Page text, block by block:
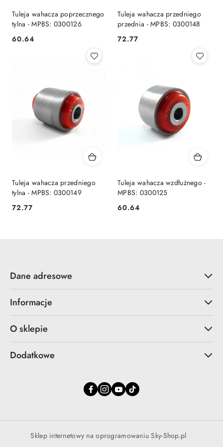
Tuleja wahacza poprzecznego
tylna - MPBS: 0300126
Cena:
60.64
Tuleja wahacza przedniego
przednia - MPBS: 0300148
Cena:
72.77
Tuleja wahacza przedniego
tylna - MPBS: 0300149
Cena:
72.77
Tuleja wahacza wzdłużnego -
MPBS: 0300125
Cena:
60.64
Dane adresowe
Informacje
O sklepie
Dodatkowe
Sklep internetowy na oprogramowaniu Sky-Shop.pl